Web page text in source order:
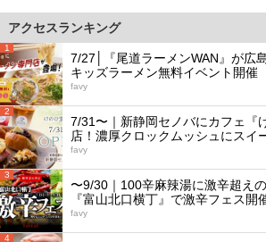
アクセスランキング
1
7/27│『尾道ラーメンWAN』が広
キッズラーメン無料イベント開催
favy
2
7/31〜｜新静岡セノバにカフェ『
店！濃厚クロックムッシュにスイ
favy
3
〜9/30｜100辛麻辣湯に激辛超えの
『富山北口横丁』で激辛フェス開
favy
4